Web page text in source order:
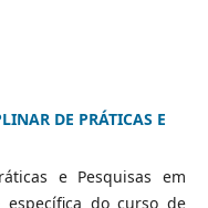
DE PRÁTICAS E
e Pesquisas em
específica do curso de